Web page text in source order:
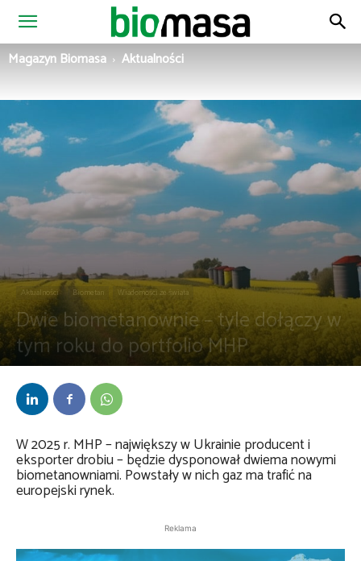
Magazyn
Magazyn Biomasa Aktualności
Aktualności Biometan Wiadomości ze świata
Dwie biometanownie – tyle dołączy w
tym roku do portfolio MHP
Przez Daria Lisiecka-
W 2025 r. MHP – największy w Ukrainie producent i
eksporter drobiu – będzie dysponował dwiema nowymi
biometanowniami. Powstały w nich gaz ma trafić na
europejski rynek.
Reklama